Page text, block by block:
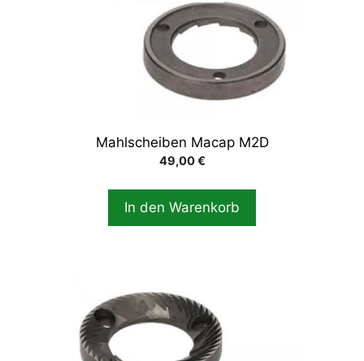
Mahlscheiben Macap M2D
49,00€
In den Warenkorb